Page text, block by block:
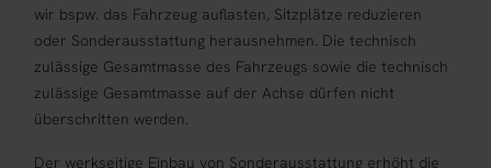
wir bspw. das Fahrzeug auflasten, Sitzplätze reduzieren
oder Sonderausstattung herausnehmen. Die technisch
zulässige Gesamtmasse des Fahrzeugs sowie die technisch
zulässige Gesamtmasse auf der Achse dürfen nicht
überschritten werden.
Der werkseitige Einbau von Sonderausstattung erhöht die